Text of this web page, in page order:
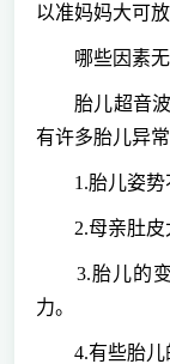
以准妈妈大可放
哪些因素无
胎儿超音波
有许多胎儿异
1.胎儿姿势不
2.母亲肚皮
3.胎儿的变
力。
4.有些胎儿